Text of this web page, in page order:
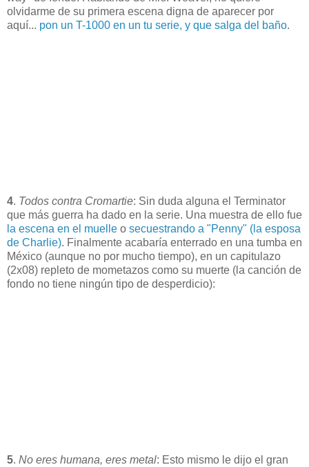
olvidarme de su primera escena digna de aparecer por
aquí... pon un T-1000 en un tu serie, y que salga del baño.
4. Todos contra Cromartie: Sin duda alguna el Terminator
que más guerra ha dado en la serie. Una muestra de ello fue
la escena en el muelle o secuestrando a "Penny" (la esposa
de Charlie). Finalmente acabaría enterrado en una tumba en
México (aunque no por mucho tiempo), en un capitulazo
(2x08) repleto de mometazos como su muerte (la canción de
fondo no tiene ningún tipo de desperdicio):
5. No eres humana, eres metal: Esto mismo le dijo el gran